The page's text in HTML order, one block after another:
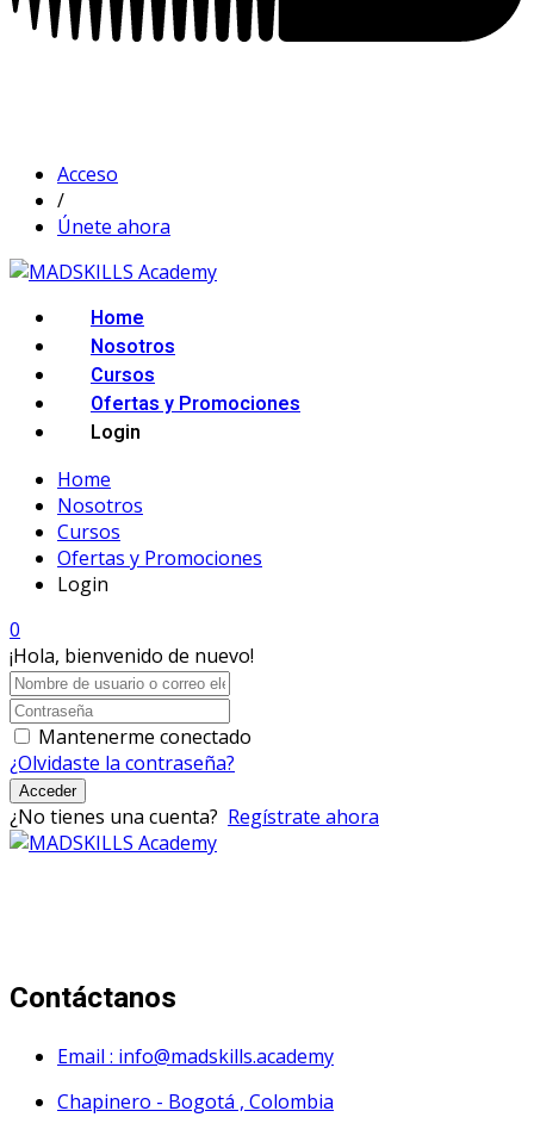
Acceso
/
Únete ahora
Home
Nosotros
Cursos
Ofertas y Promociones
Login
Home
Nosotros
Cursos
Ofertas y Promociones
Login
0
¡Hola, bienvenido de nuevo!
Mantenerme conectado
¿Olvidaste la contraseña?
Acceder
¿No tienes una cuenta? Regístrate ahora
Contáctanos
Email : info@madskills.academy
Chapinero - Bogotá , Colombia